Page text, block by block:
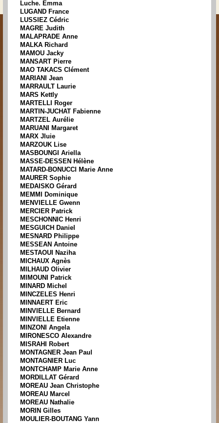
Luche. Emma
LUGAND France
LUSSIEZ Cédric
MAGRE Judith
MALAPRADE Anne
MALKA Richard
MAMOU Jacky
MANSART Pierre
MAO TAKACS Clément
MARIANI Jean
MARRAULT Laurie
MARS Kettly
MARTELLI Roger
MARTIN-JUCHAT Fabienne
MARTZEL Aurélie
MARUANI Margaret
MARX Jluie
MARZOUK Lise
MASBOUNGI Ariella
MASSE-DESSEN Hélène
MATARD-BONUCCI Marie Anne
MAURER Sophie
MEDAISKO Gérard
MEMMI Dominique
MENVIELLE Gwenn
MERCIER Patrick
MESCHONNIC Henri
MESGUICH Daniel
MESNARD Philippe
MESSEAN Antoine
MESTAOUI Naziha
MICHAUX Agnès
MILHAUD Olivier
MIMOUNI Patrick
MINARD Michel
MINCZELES Henri
MINNAERT Eric
MINVIELLE Bernard
MINVIELLE Etienne
MINZONI Angela
MIRONESCO Alexandre
MISRAHI Robert
MONTAGNER Jean Paul
MONTAGNIER Luc
MONTCHAMP Marie Anne
MORDILLAT Gérard
MOREAU Jean Christophe
MOREAU Marcel
MOREAU Nathalie
MORIN Gilles
MOULIER-BOUTANG Yann